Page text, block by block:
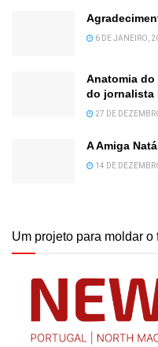
6 DE JANEIRO,
Anatomia do
do jornalista
27 DE
A Amiga
14 DE
Um projeto para moldar